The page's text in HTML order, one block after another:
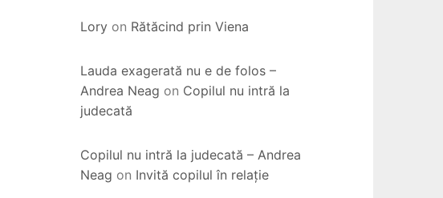
Lory on Rătăcind prin Viena
Lauda exagerată nu e de folos –
Andrea Neag on Copilul nu intră la
judecată
Copilul nu intră la judecată – Andrea
Neag on Invită copilul în relație